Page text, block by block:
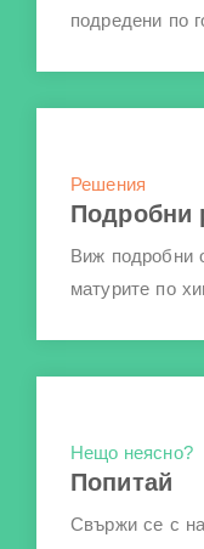
подредени по
Решения
Подробни
Виж подробни
матурите по
Нещо неясно?
Попитай
Свържи се с